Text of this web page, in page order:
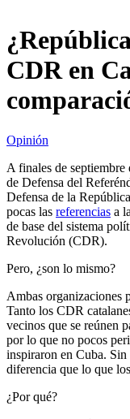
CDR en
Opinión
A finales de septiembre
de Defensa del
Defensa de la
pocas las referencias a la
de base del sistema
Revolución (CDR).
Pero, ¿son lo mismo?
Ambas organizaciones
Tanto los CDR
vecinos que se reúnen
por lo que no pocos
inspiraron en Cuba.
diferencia que lo que
¿Por qué?